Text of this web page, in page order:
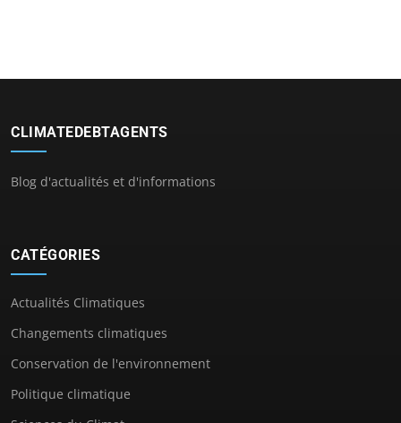
CLIMATEDEBTAGENTS
Blog d'actualités et d'informations
CATÉGORIES
Actualités Climatiques
Changements climatiques
Conservation de l'environnement
Politique climatique